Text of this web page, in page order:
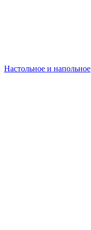
Настольное и напольное